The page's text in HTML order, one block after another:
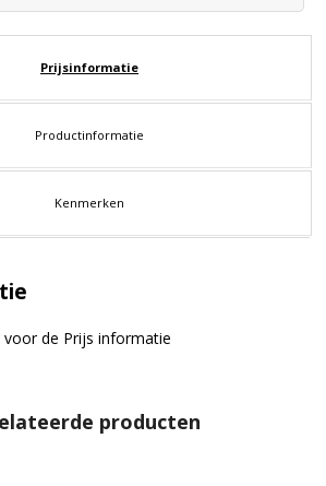
Prijsinformatie
Productinformatie
Kenmerken
de Prijs informatie
producten